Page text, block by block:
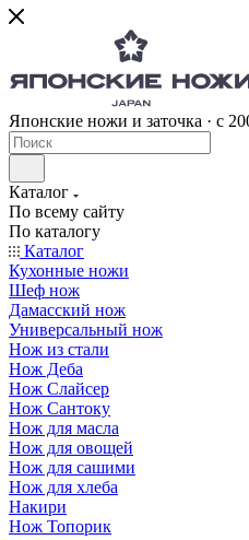
Японские ножи и заточка · с
Каталог
По всему сайту
По каталогу
Каталог
Кухонные ножи
Шеф нож
Дамасский нож
Универсальный нож
Нож из стали
Нож Деба
Нож Слайсер
Нож Сантоку
Нож для масла
Нож для овощей
Нож для сашими
Нож для хлеба
Накири
Нож Топорик